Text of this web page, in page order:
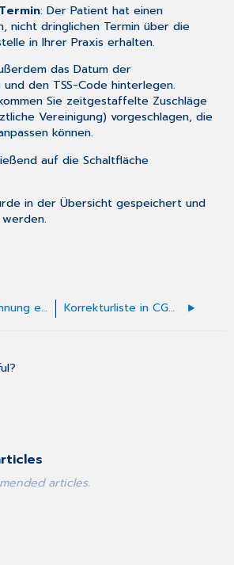
: Der Patient hat einen
nicht dringlichen Termin über die
in Ihrer Praxis erhalten.
das Datum der
den TSS-Code hinterlegen.
Sie zeitgestaffelte Zuschläge
Vereinigung) vorgeschlagen, die
können.
auf die Schaltfläche
in der Übersicht gespeichert und
Kassenabrechnung erstellen Korrekturliste in CGM Praxis verwenden
articles.